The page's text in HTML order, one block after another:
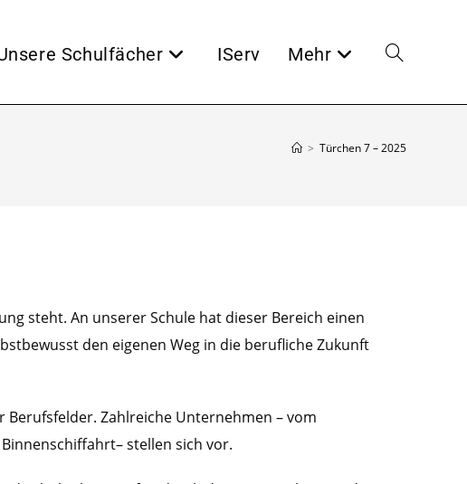
Schulfächer IServ Mehr Website-
> Türchen 7 – 2025
steht. An unserer Schule hat dieser Bereich einen
den eigenen Weg in die berufliche Zukunft
Zahlreiche Unternehmen – vom
stellen sich vor.